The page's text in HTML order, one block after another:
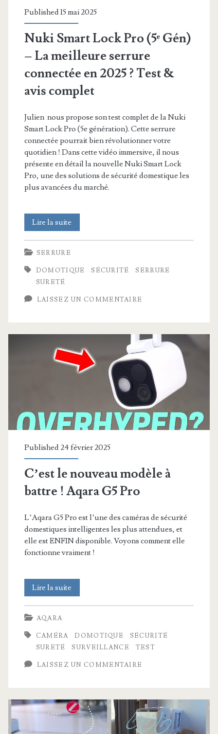
par
un
séisme
Published 15 mai 2025
Nuki Smart Lock Pro (5ᵉ Gén)
– La meilleure serrure
connectée en 2025 ? Test &
avis complet
Julien nous propose son test complet de la Nuki
Smart Lock Pro (5e génération). Cette serrure
connectée pourrait bien révolutionner votre
quotidien ! Dans cette vidéo immersive, il nous
présente en détail la nouvelle Nuki Smart Lock
Pro, une des solutions de sécurité domestique les
plus avancées du marché.
Lire la suite
Smart
Pro
meilleure
en
2025
?
&
avis
complet
SERRURE
DOMOTIQUE SÉCURITÉ
SERRURE
SURETÉ
LAISSEZ UN COMMENTAIRE
Published 24 février 2025
C’est le nouveau modèle à
battre ! Aqara G5 Pro
L’Aqara G5 Pro est l’une des caméras de sécurité
domestiques intelligentes les plus attendues, et
elle est ENFIN disponible. Voyons comment elle
fonctionne vraiment !
Lire la suite
le
modèle
Aqara
AQARA
CAMÉRA DOMOTIQUE
SÉCURITÉ
SURETÉ
SURVEILLANCE TEST
LAISSEZ UN COMMENTAIRE